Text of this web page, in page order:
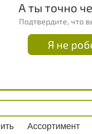
А ты точно
Подтвердите, что
Я не
Ассортимент